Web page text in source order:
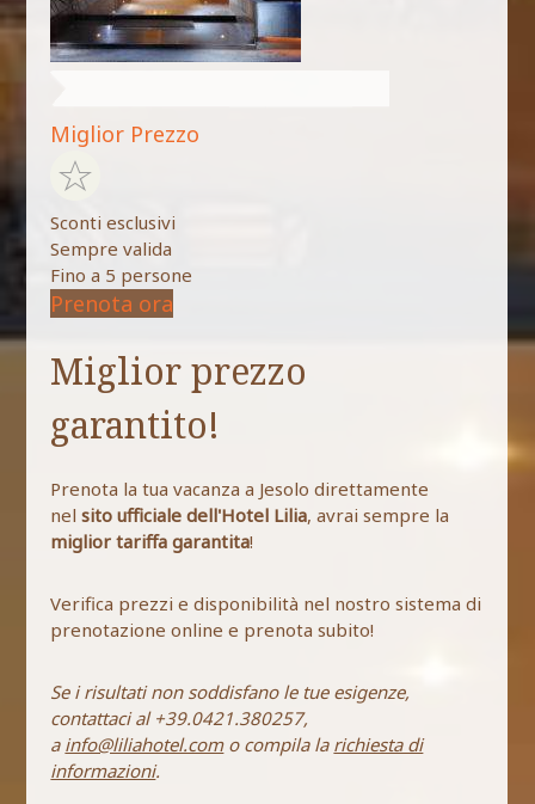
Miglior Prezzo
Sconti esclusivi
Sempre valida
Fino a 5 persone
Prenota ora
Miglior prezzo
garantito!
Prenota la tua vacanza a Jesolo direttamente
nelsito ufficiale dell'Hotel Lilia, avrai sempre la
miglior tariffa garantita!
Verifica prezzi e disponibilità nel nostro sistema di
prenotazione online e prenota subito!
Se i risultati non soddisfano le tue esigenze,
contattaci al +39.0421.380257,
a info@liliahotel.como compila la richiesta di
informazioni.